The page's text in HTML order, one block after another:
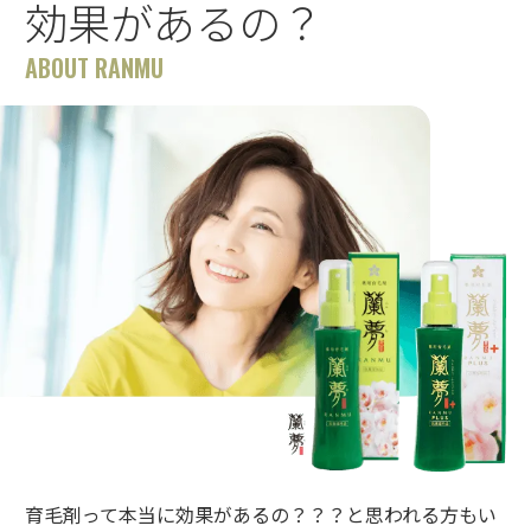
効果があるの？
ABOUT RANMU
育毛剤って本当に効果があるの？？？と思われる方もい